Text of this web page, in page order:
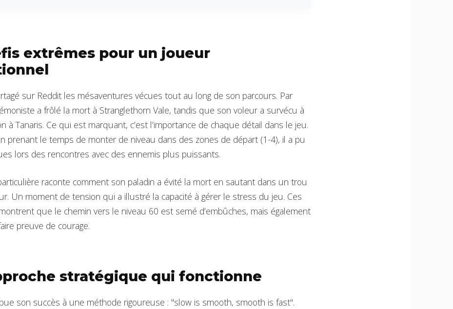
extrêmes pour un joueur
sur Reddit les mésaventures vécues tout au long de son parcours. Par
a frôlé la mort à Stranglethorn Vale, tandis que son voleur a survécu à
à Tanaris. Ce qui est marquant, c’est l’importance de chaque détail dans le jeu.
prenant le temps de monter de niveau dans des zones de départ (1-4), il a pu
lors des rencontres avec des ennemis plus puissants.
raconte comment son paladin a évité la mort en sautant dans un trou
Un moment de tension qui a illustré la capacité à gérer le stress du jeu. Ces
que le chemin vers le niveau 60 est semé d’embûches, mais également
preuve de courage.
stratégique qui fonctionne
son succès à une méthode rigoureuse : "slow is smooth, smooth is fast".